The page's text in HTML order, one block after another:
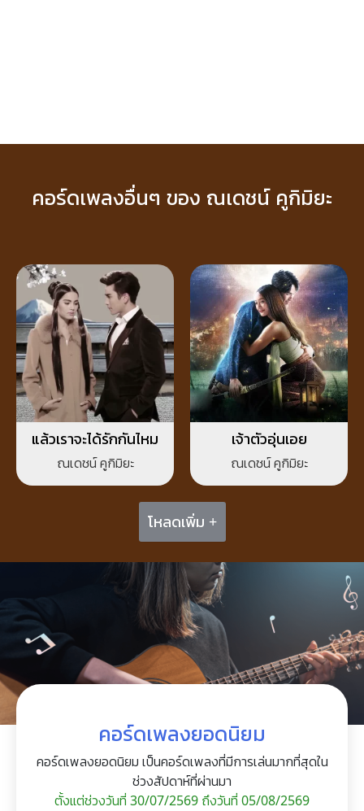
คอร์ดเพลงอื่นๆ ของ ณเดชน์ คูกิมิยะ
แล้วเราจะได้รักกันไหม
ณเดชน์ คูกิมิยะ
เจ้าตัวอุ่นเอย
ณเดชน์ คูกิมิยะ
โหลดเพิ่ม +
คอร์ดเพลงยอดนิยม
คอร์ดเพลงยอดนิยม เป็นคอร์ดเพลงที่มีการเล่นมากที่สุดใน
ช่วงสัปดาห์ที่ผ่านมา
ตั้งแต่ช่วงวันที่ 30/07/2569 ถึงวันที่ 05/08/2569